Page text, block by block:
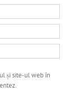
și site-ul web în